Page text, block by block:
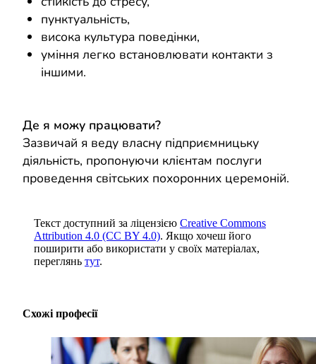
пунктуальність,
висока культура поведінки,
уміння легко встановлювати контакти з
іншими.
Де я можу працювати?
Зазвичай я веду власну підприємницьку
діяльність, пропонуючи клієнтам послуги
проведення світських похоронних церемоній.
Текст доступний за ліцензією Creative Commons
Attribution 4.0 (CC BY 4.0). Якщо хочеш його
поширити або використати у своїх матеріалах,
переглянь тут.
Схожі професії